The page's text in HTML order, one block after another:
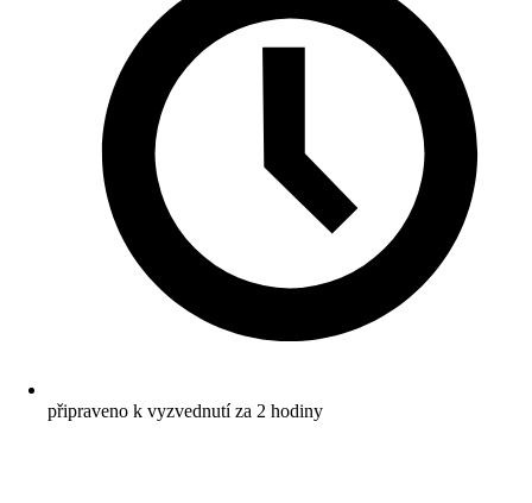
připraveno k vyzvednutí za 2 hodiny